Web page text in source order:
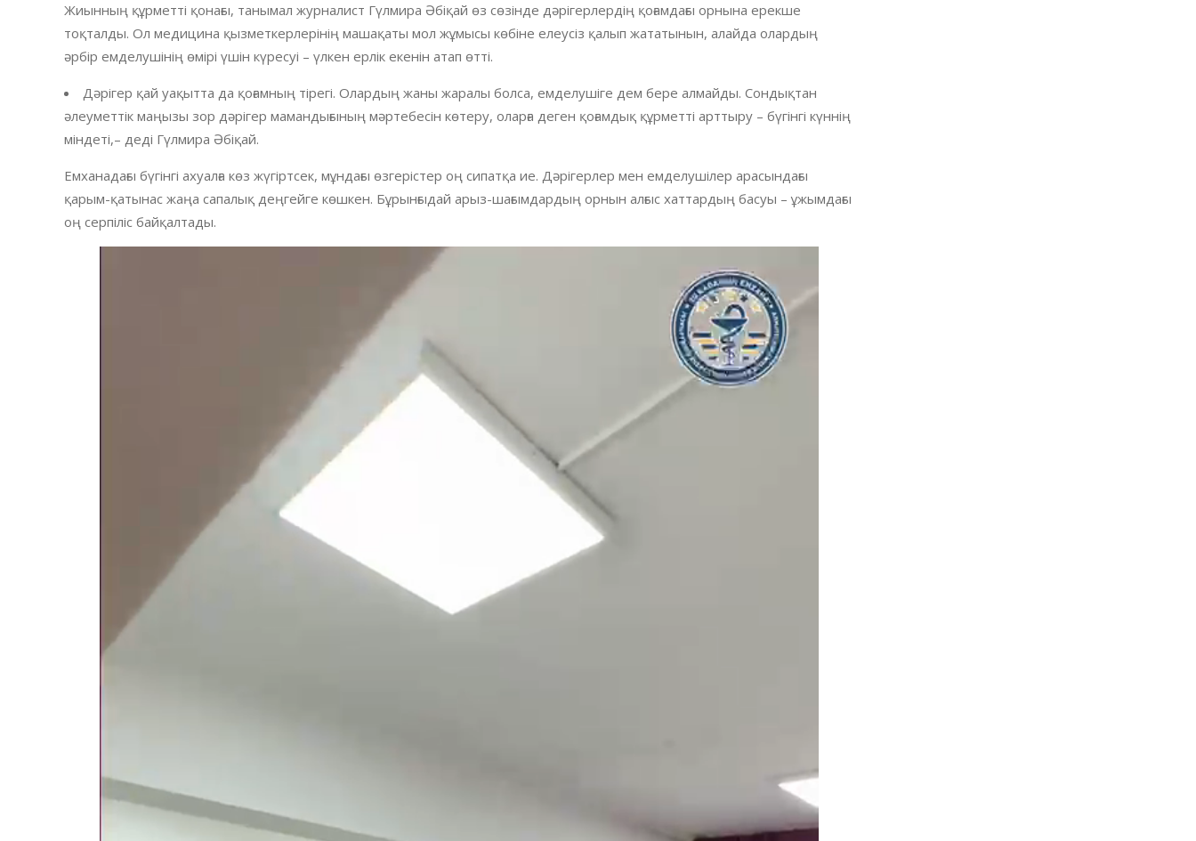
Жиынның құрметті қонағы, танымал журналист Гүлмира Әбіқай өз сөзінде дәрігерлердің қоғамдағы орнына ерекше
тоқталды. Ол медицина қызметкерлерінің машақаты мол жұмысы көбіне елеусіз қалып жататынын, алайда олардың
әрбір емделушінің өмірі үшін күресуі – үлкен ерлік екенін атап өтті.
Дәрігер қай уақытта да қоғамның тірегі. Олардың жаны жаралы болса, емделушіге дем бере алмайды. Сондықтан
әлеуметтік маңызы зор дәрігер мамандығының мәртебесін көтеру, оларға деген қоғамдық құрметті арттыру – бүгінгі күннің
міндеті,– деді Гүлмира Әбіқай.
Емханадағы бүгінгі ахуалға көз жүгіртсек, мұндағы өзгерістер оң сипатқа ие. Дәрігерлер мен емделушілер арасындағы
қарым-қатынас жаңа сапалық деңгейге көшкен. Бұрынғыдай арыз-шағымдардың орнын алғыс хаттардың басуы – ұжымдағы
оң серпіліс байқалтады.